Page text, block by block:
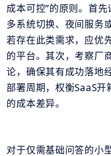
成本可控”的原则。首
多系统切换、夜间服务
若存在此类需求，应优
的平台。其次，考察厂
论，确保其有成功落地
部署周期，权衡SaaS
的成本差异。
对于仅需基础问答的小